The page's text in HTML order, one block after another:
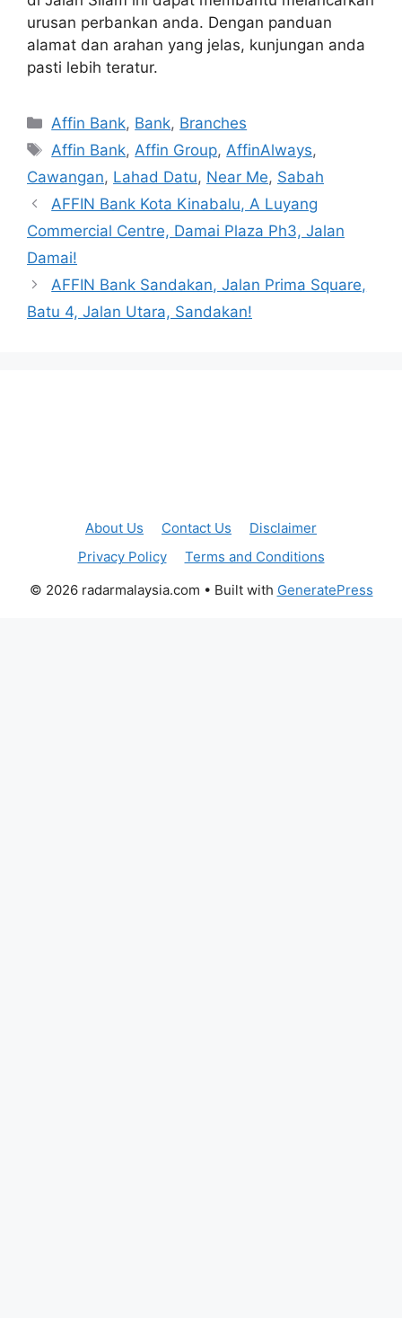
urusan perbankan anda. Dengan panduan
alamat dan arahan yang jelas, kunjungan anda
pasti lebih teratur.
Categories
Affin Bank, Bank, Branches
Tags
Affin Bank,Affin Group,AffinAlways,
Cawangan, Lahad Datu, Near Me, Sabah
AFFIN Bank Kota Kinabalu, A Luyang
Commercial Centre, Damai Plaza Ph3, Jalan
Damai!
AFFIN Bank Sandakan, Jalan Prima Square,
Batu 4, Jalan Utara, Sandakan!
About Us Contact Us
Disclaimer
Privacy Policy
Terms and Conditions
© 2026 radarmalaysia.com • Built with GeneratePress